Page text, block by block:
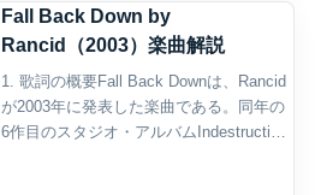
Fall Back Down by
Rancid（2003）楽曲解説
1. 歌詞の概要Fall Back Downは、Rancid
が2003年に発表した楽曲である。同年の
6作目のスタジオ・アルバムIndestructible